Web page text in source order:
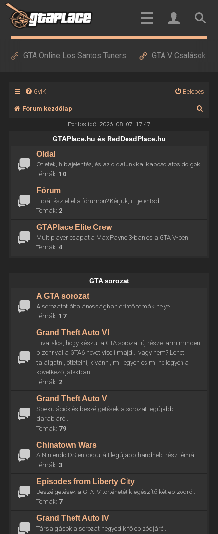
GTA Online Los Santos Tuners GTA V Csalások
GyIK Belépés
Fórum kezdőlap
Pontos idő: 2026. 08. 07. 17:47
GTAPlace.hu és RedDeadPlace.hu
Oldal
Ötletek, hibajelentés, és az oldalunkkal kapcsolatos dolgok.
Témák: 10
Fórum
Hibát észleltél a fórumon? Kérjük, itt jelentsd!
Témák: 2
GTAPlace Elite Crew
Multiplayer csapat a Max Payne 3-ban és a GTA V-ben.
Témák: 4
GTA sorozat
A GTA sorozat
A sorozatot általánosságban érintő témák helye.
Témák: 17
Grand Theft Auto VI
Hivatalos, hogy készül a GTA sorozat új része, ami minden
bizonnyal a GTA6 nevet viseli majd... vagy nem? Lehet
találgatni, ötletelni, kívánni, mi legyen és mi ne legyen a
következő játékban.
Témák: 2
Grand Theft Auto V
Spekulációk és beszélgetések a sorozat legújabb
darabjáról.
Témák: 79
Chinatown Wars
A Nintendo DS-en debütált legújabb handheld rész témái.
Témák: 3
Episodes from Liberty City
Beszélgetések a GTA IV történetét kiegészítő két epizódról.
Témák: 7
Grand Theft Auto IV
Társalgások a sorozat negyedik fő epizódjáról.